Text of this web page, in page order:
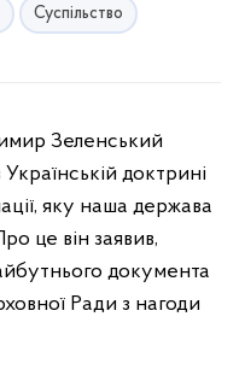
Суспільство
доктрині
яку наша держава
це він заявив,
документа
Ради з нагоди